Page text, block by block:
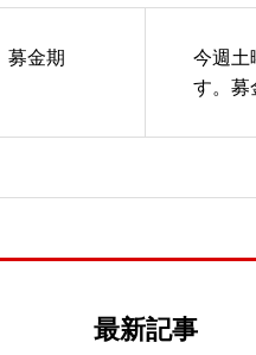
募金期
今週土
す。募
最新記事